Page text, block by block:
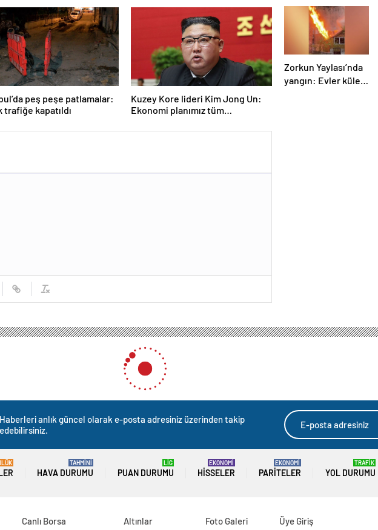
peş peşe patlamalar:
trafiğe kapatıldı
Kuzey Kore lideri Kim Jong Un:
Ekonomi planımız tüm
Zorkun Yaylası’nda
yangın: Evler küle
Haberleri anlık güncel olarak e-posta adresiniz üzerinden takip
edebilirsiniz.
HAVA DURUMU
TAHMİNİ
PUAN DURUMU
LİG
HISSELER
EKONOMİ
PARITELER
EKONOMİ
YOL DURUMU
TRAFİK
Canlı Borsa Altınlar Foto Galeri Üye Giriş